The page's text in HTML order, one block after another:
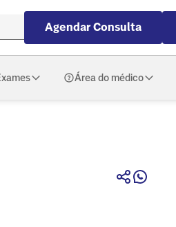
Agendar Consulta
Área do médico